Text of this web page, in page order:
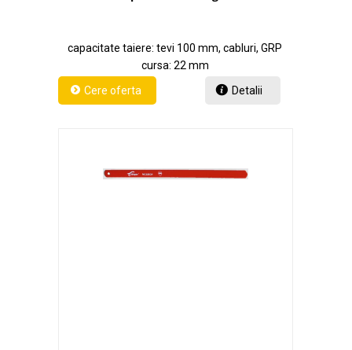
capacitate taiere: tevi 100 mm, cabluri, GRP
cursa: 22 mm
Detalii